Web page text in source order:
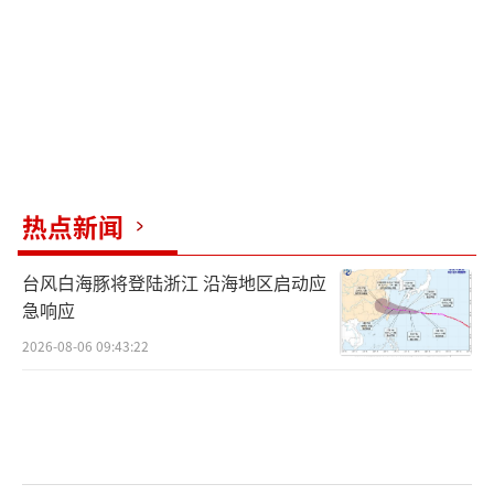
热点新闻
台风白海豚将登陆浙江 沿海地区启动应
急响应
2026-08-06 09:43:22